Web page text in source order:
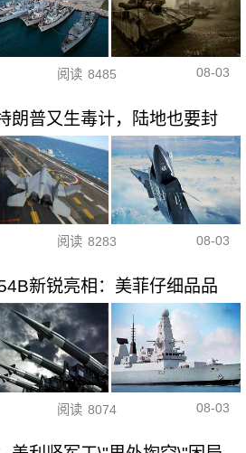
阅读 8485 08-03
朗普又生毒计，陆地也要封
阅读 8283 08-03
新锐亮相：美菲仔细品品
阅读 8074 08-03